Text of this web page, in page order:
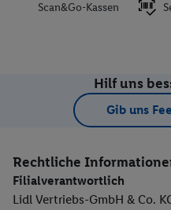
Scan&Go-Kassen
Hilf uns
Gib uns
Rechtliche
Filialverantwortlich
Lidl Vertriebs-GmbH & Co.